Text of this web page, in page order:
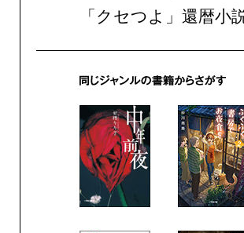
「クセつよ」還暦小